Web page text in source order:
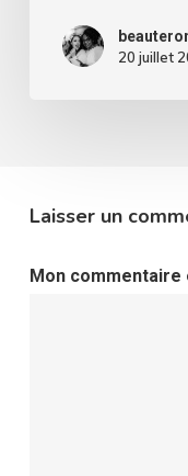
20 juillet
Laisser un
Mon commentaire